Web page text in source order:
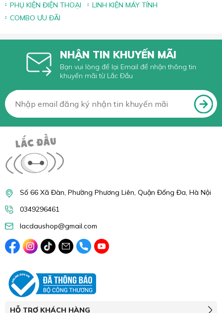
PHỤ KIỆN ĐIỆN THOẠI
LINH KIỆN MÁY TÍNH
COMBO ƯU ĐÃI
NHẬN TIN KHUYẾN MÃI
Bạn vui lòng để lại Email để nhận thông tin
khuyến mãi từ Lắc Đầu
Số 66 Xã Đàn, Phường Phương Liên, Quận Đống Đa, Hà Nội
0349296461
lacdaushop@gmail.com
HỖ TRỢ KHÁCH HÀNG